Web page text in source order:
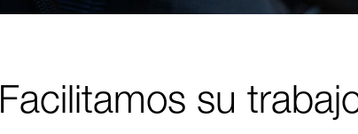
Facilitamos su